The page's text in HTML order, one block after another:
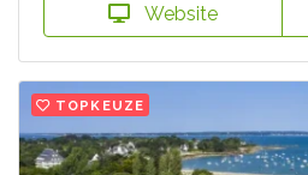
Website
TOPKEUZE